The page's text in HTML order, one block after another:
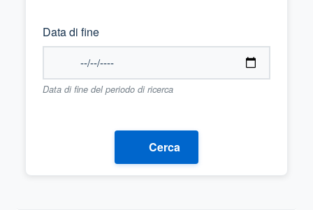
Data di fine
Data di fine del periodo di ricerca
Cerca